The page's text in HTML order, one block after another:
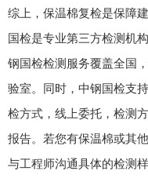
综上，保温棉复检是保障
国检是专业第三方检测机
钢国检检测服务覆盖全国
验室。同时，中钢国检支
检方式，线上委托，检测
报告。若您有保温棉或其
与工程师沟通具体的检测